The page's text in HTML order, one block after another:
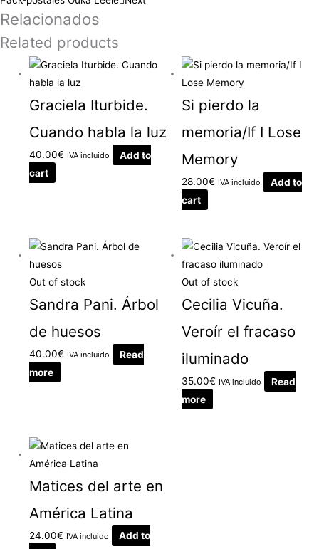
Relacionados
Related products
Graciela Iturbide.
Cuando habla la luz
40.00€ IVA incluido
Add to
cart
Si pierdo la
memoria/If I Lose
Memory
28.00€ IVA incluido
Add to
cart
Out of stock
Sandra Pani. Árbol
de huesos
40.00€ IVA incluido
Read
more
Out of stock
Cecilia Vicuña.
Veroír el fracaso
iluminado
35.00€ IVA incluido
Read
more
Matices del arte en
América Latina
24.00€ IVA incluido
Add to